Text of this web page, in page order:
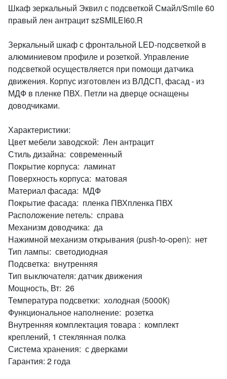
Шкаф зеркальный Эквил с подсветкой Смайл/Smile 60
правый лен антрацит szSMILEI60.R
Зеркальный шкаф с фронтальной LED-подсветкой в
алюминиевом профиле и розеткой. Управление
подсветкой осуществляется при помощи датчика
движения. Корпус изготовлен из ВЛДСП, фасад - из
МДФ в пленке ПВХ. Петли на дверце оснащены
доводчиками.
Характеристики:
Цвет мебели заводской: Лен антрацит
Стиль дизайна: современный
Покрытие корпуса: ламинат
Поверхность корпуса: матовая
Материал фасада: МДФ
Покрытие фасада: пленка ПВХпленка ПВХ
Расположение петель: справа
Механизм доводчика: да
Нажимной механизм открывания (push-to-open): нет
Тип лампы: светодиодная
Подсветка: внутренняя
Тип выключателя: датчик движения
Мощность, Вт: 26
Температура подсветки: холодная (5000К)
Функциональное наполнение: розетка
Внутренняя комплектация товара : комплект
креплений, 1 стеклянная полка
Система хранения: с дверками
Гарантия: 2 года